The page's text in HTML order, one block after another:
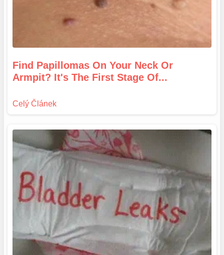
Find Papillomas On Your Neck Or
Armpit? It's The First Stage Of...